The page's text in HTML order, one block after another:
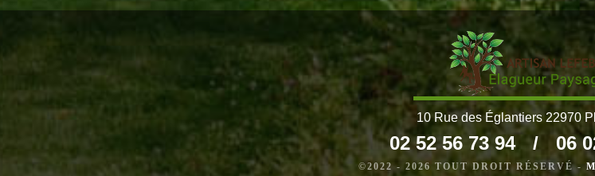
10 Rue des Églantiers 22970
02 52 56 73 94 / 06
©2022 - 2026 TOUT DROIT RÉSERVÉ -